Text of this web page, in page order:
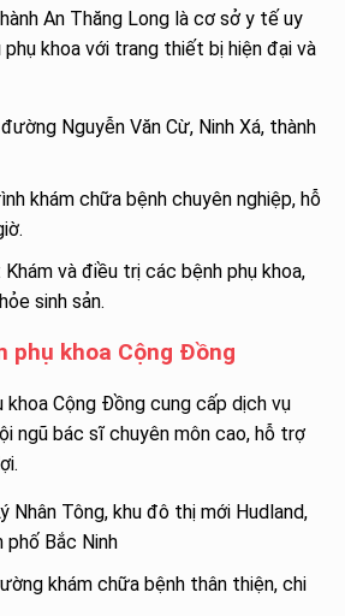
An Thăng Long là cơ sở y tế uy
khoa với trang thiết bị hiện đại và
Nguyễn Văn Cừ, Ninh Xá, thành
khám chữa bệnh chuyên nghiệp, hỗ
Khám và điều trị các bệnh phụ khoa,
sinh sản.
phụ khoa Cộng Đồng
khoa Cộng Đồng cung cấp dịch vụ
ngũ bác sĩ chuyên môn cao, hỗ trợ
Nhân Tông, khu đô thị mới Hudland,
phố Bắc Ninh
khám chữa bệnh thân thiện, chi